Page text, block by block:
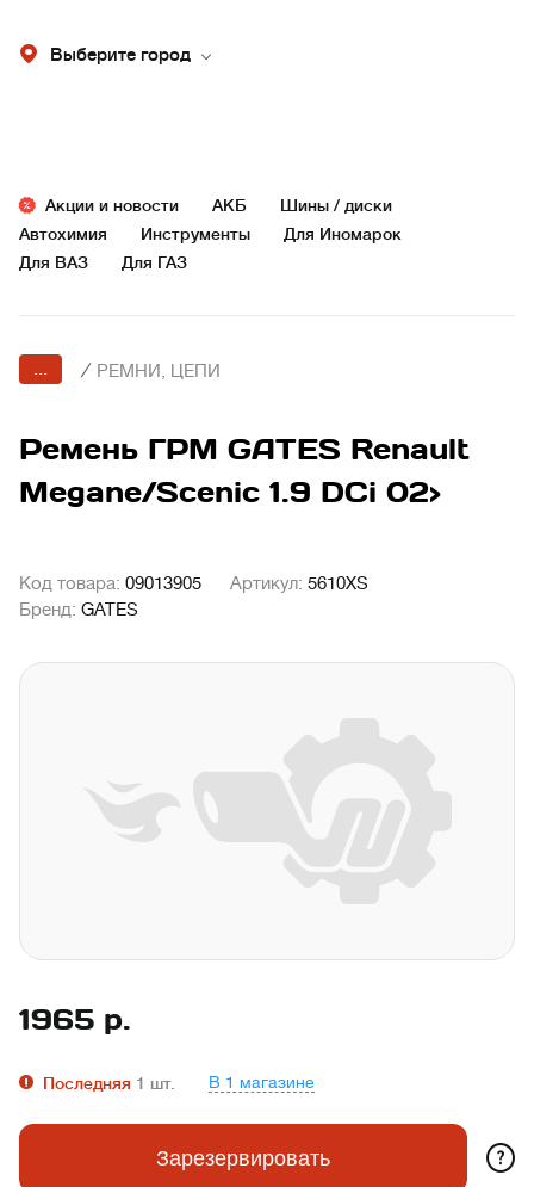
Выберите город
Акции и новости АКБ
Шины / диски
Автохимия
Инструменты
Для Иномарок
Для ВАЗ
Для ГАЗ
... / РЕМНИ, ЦЕПИ
Ремень ГРМ GATES Renault
Megane/Scenic 1.9 DCi 02>
Код товара: 09013905 Артикул: 5610XS
Бренд: GATES
1965 р.
Последняя 1 шт. В 1 магазине
Зарезервировать ?